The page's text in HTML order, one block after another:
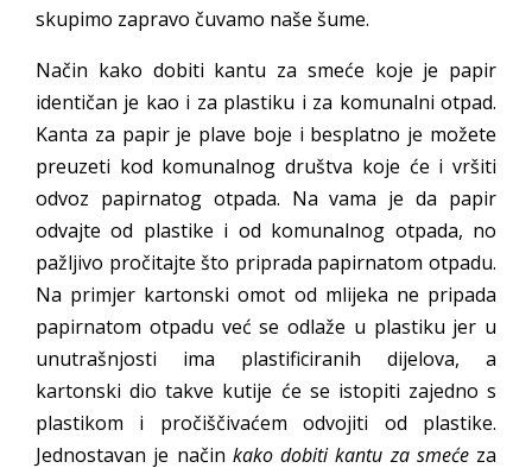
skupimo zapravo čuvamo naše šume.
Način kako dobiti kantu za smeće koje je papir
identičan je kao i za plastiku i za komunalni otpad.
Kanta za papir je plave boje i besplatno je možete
preuzeti kod komunalnog društva koje će i vršiti
odvoz papirnatog otpada. Na vama je da papir
odvajte od plastike i od komunalnog otpada, no
pažljivo pročitajte što priprada papirnatom otpadu.
Na primjer kartonski omot od mlijeka ne pripada
papirnatom otpadu već se odlaže u plastiku jer u
unutrašnjosti ima plastificiranih dijelova, a
kartonski dio takve kutije će se istopiti zajedno s
plastikom i pročiščivaćem odvojiti od plastike.
Jednostavan je način kako dobiti kantu za smećeza